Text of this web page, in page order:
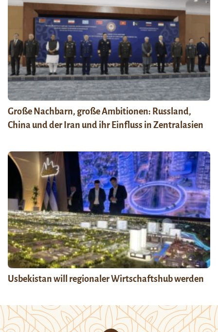
Große Nachbarn, große Ambitionen: Russland,
China und der Iran und ihr Einfluss in Zentralasien
Usbekistan will regionaler Wirtschaftshub werden